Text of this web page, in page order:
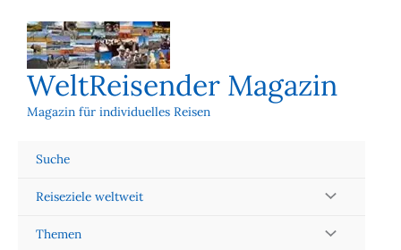
Inhalt
springen
WeltReisender Magazin
Magazin für individuelles Reisen
Suche
Reiseziele weltweit
Themen